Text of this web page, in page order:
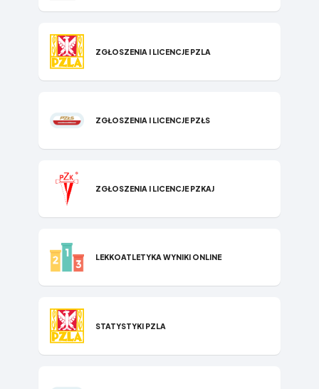
ZGŁOSZENIA I LICENCJE PZLA
ZGŁOSZENIA I LICENCJE PZŁS
ZGŁOSZENIA I LICENCJE PZKAJ
LEKKOATLETYKA WYNIKI ONLINE
STATYSTYKI P​ZLA